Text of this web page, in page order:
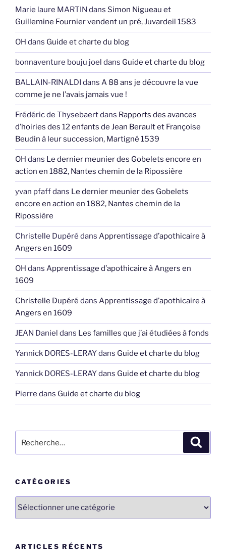
Marie laure MARTIN dans Simon Nigueau et
Guillemine Fournier vendent un pré, Juvardeil 1583
OH dans Guide et charte du blog
bonnaventure bouju joel dans Guide et charte du blog
BALLAIN-RINALDI dans A 88 ans je découvre la vue
comme je ne l’avais jamais vue !
Frédéric de Thysebaertdans Rapports des avances
d’hoiries des 12 enfants de Jean Berault et Françoise
Beudin à leur succession, Martigné 1539
OH dans Le dernier meunier des Gobelets encore en
action en 1882, Nantes chemin de la Ripossière
yvan pfaffdans Le dernier meunier des Gobelets
encore en action en 1882, Nantes chemin de la
Ripossière
Christelle Dupéré dans Apprentissage d’apothicaire à
Angers en 1609
OH dans Apprentissage d’apothicaire à Angers en
1609
Christelle Dupéré dans Apprentissage d’apothicaire à
Angers en 1609
JEAN Daniel dans Les familles que j’ai étudiées à fonds
Yannick DORES-LERAYdans Guide et charte du blog
Yannick DORES-LERAYdans Guide et charte du blog
Pierre dans Guide et charte du blog
pour
CATÉGORIES
Catégories
ARTICLES RÉCENTS